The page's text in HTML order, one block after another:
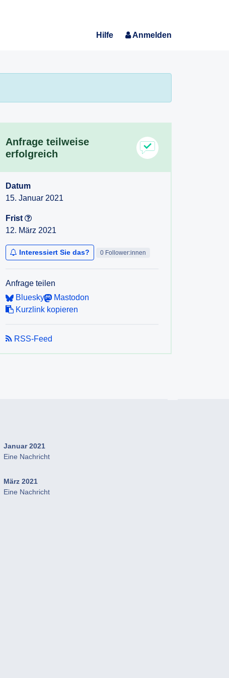
Hilfe Anmelden
Anfrage teilweise
erfolgreich
Datum
15. Januar 2021
Frist
12. März 2021
Interessiert Sie das? 0 Follower:innen
Anfrage teilen
Bluesky
Mastodon
Kurzlink kopieren
RSS-Feed
Januar 2021
Eine Nachricht
März 2021
Eine Nachricht